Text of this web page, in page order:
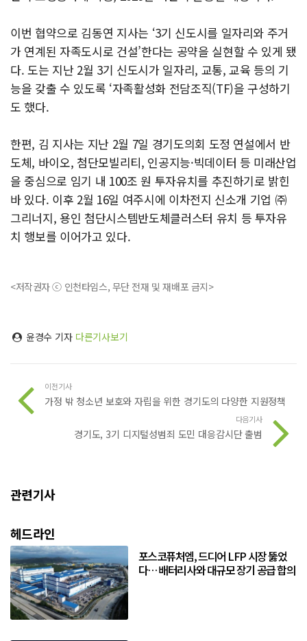
이번 협약으로 김동연 지사는 ‘3기 신도시를 일자리와 주거
가 연계된 자족도시로 건설’한다는 공약을 실현할 수 있게 됐
다. 도는 지난 2월 3기 신도시가 일자리, 교통, 교육 등의 기
능을 갖출 수 있도록 ‘자족활성화 전담조직(TF)을 구성하기
도 했다.
한편, 김 지사는 지난 2월 7일 경기도의회 도정 연설에서 반
도체, 바이오, 첨단모빌리티, 인공지능·빅데이터 등 미래산업
을 중심으로 임기 내 100조 원 투자유치를 추진하기로 밝힌
바 있다. 이후 2월 16일 여주시에 이차전지 신소개 기업 ㈜
그리너지, 용인 첨단시스템반도체클러스터 유치 등 투자유
치 행보를 이어가고 있다.
<저작권자 ⓒ 인천타임스, 무단 전재 및 재배포 금지>
윤경수 기자 다른기사보기
이전기사
가정 밖 청소년 보호와 자립을 위한 경기도의 다양한 지원정책
다음기사
경기도, 3기 디지털성범죄 도민 대응감시단 출범
관련기사
헤드라인
포스코퓨처엠, 드디어 LFP 시장 뚫었
다… 배터리사와 대규모 장기 공급 합의